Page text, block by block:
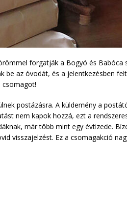
forgatják a Bogyó és
az óvodát, és a jelentkezésben
csomagot!
postázásra. A küldemény a
nem kapok hozzá, ezt a
már több mint egy évtizede.
visszajelzést. Ez a csomagakció